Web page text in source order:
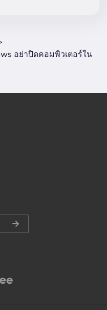
อย่าปิดคอมพิวเตอร์ใน